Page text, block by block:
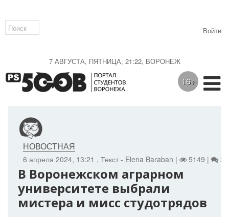
7 АВГУСТА, ПЯТНИЦА, 21:22, ВОРОНЕЖ
Войти
16+
6 апреля 2024, 13:21 , Текст - Elena Baraban | 5149 | 2
НОВОСТНАЯ
В Воронежском аграрном
университете выбрали
мистера и мисс студотрядов